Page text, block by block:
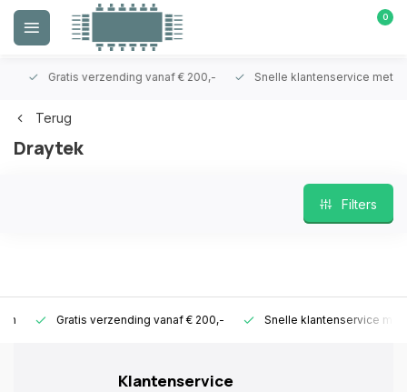
0
Gratis verzending vanaf € 200,- Snelle klantenservice met
Terug
Draytek
Filters
Gratis verzending vanaf € 200,- Snelle klantenservice met
Klantenservice